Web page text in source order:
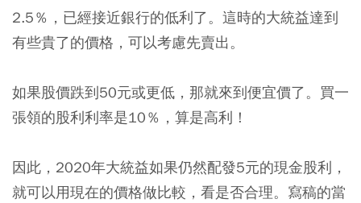
2.5％，已經接近銀行的低利了。這時的大統益達到
有些貴了的價格，可以考慮先賣出。
如果股價跌到50元或更低，那就來到便宜價了。買一
張領的股利利率是10％，算是高利！
因此，2020年大統益如果仍然配發5元的現金股利，
就可以用現在的價格做比較，看是否合理。寫稿的當